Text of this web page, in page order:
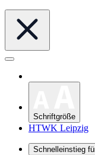
Schriftgröße
HTWK Leipzig
Schnelleinstieg